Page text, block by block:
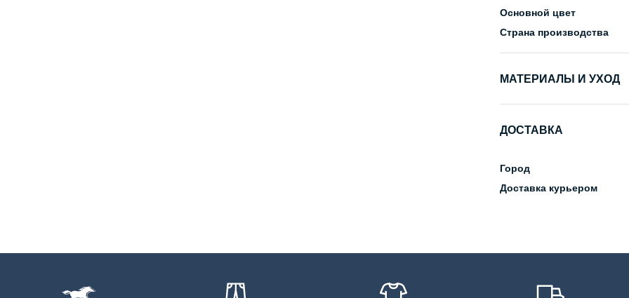
Основной цвет
Страна производства
МАТЕРИАЛЫ И УХОД
ДОСТАВКА
Город
Доставка курьером